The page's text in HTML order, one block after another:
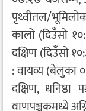
पृथ्वीतल/
कालो (दिउँसो
दक्षिण (दिउँसो
: वायव्य (बेलुका
दक्षिण,
वाणपञ्चकमध्ये